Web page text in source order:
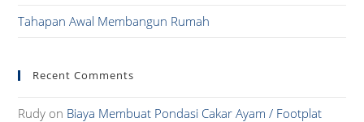
Tahapan Awal Membangun Rumah
Recent Comments
Rudy on Biaya Membuat Pondasi Cakar Ayam / Footplat